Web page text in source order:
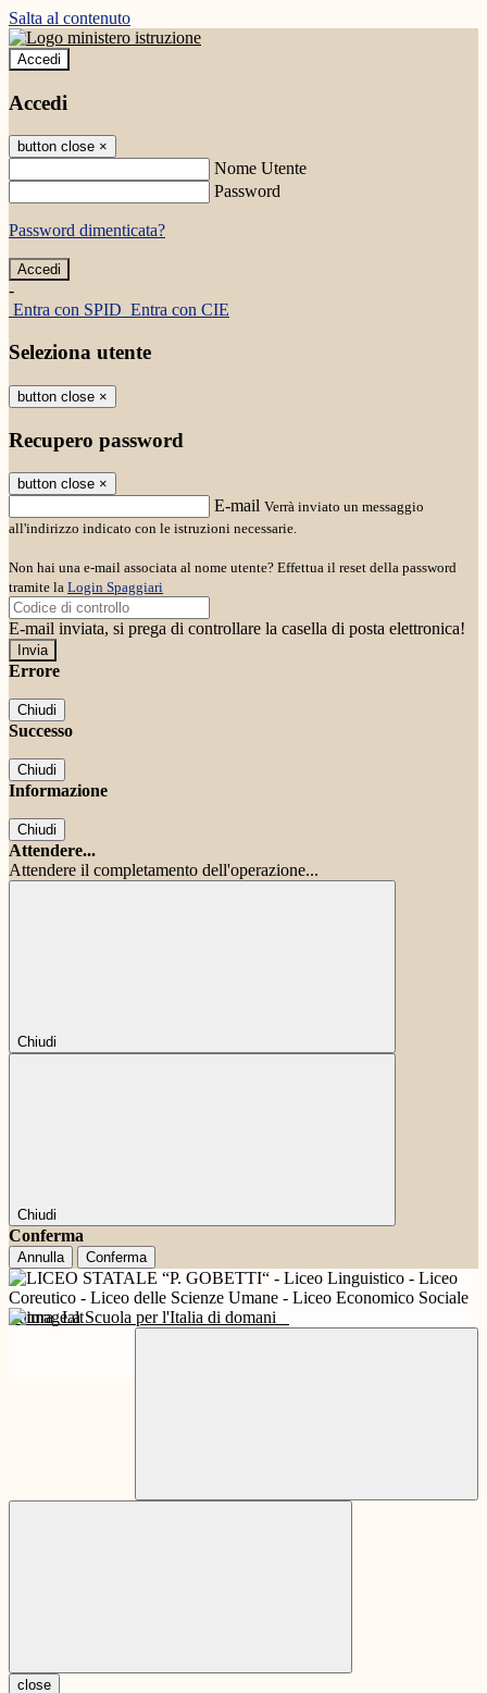
Salta al contenuto
Accedi
Accedi
button close ×
Nome Utente
Password
Password dimenticata?
-
Entra con SPID Entra con CIE
Seleziona utente
button close ×
Recupero password
button close ×
E-mail Verrà inviato un messaggio
all'indirizzo indicato con le istruzioni necessarie.
Non hai una e-mail associata al nome utente? Effettua il reset della password
tramite la Login Spaggiari
E-mail inviata, si prega di controllare la casella di posta elettronica!
Errore
Chiudi
Successo
Chiudi
Informazione
Chiudi
Attendere...
Attendere il completamento dell'operazione...
Chiudi
Chiudi
Conferma
Annulla Conferma
Futura La Scuola per l'Italia di domani
close